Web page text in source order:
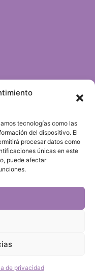
tecnologías como las
del dispositivo. El
procesar datos como
únicas en este
puede afectar
de privacidad